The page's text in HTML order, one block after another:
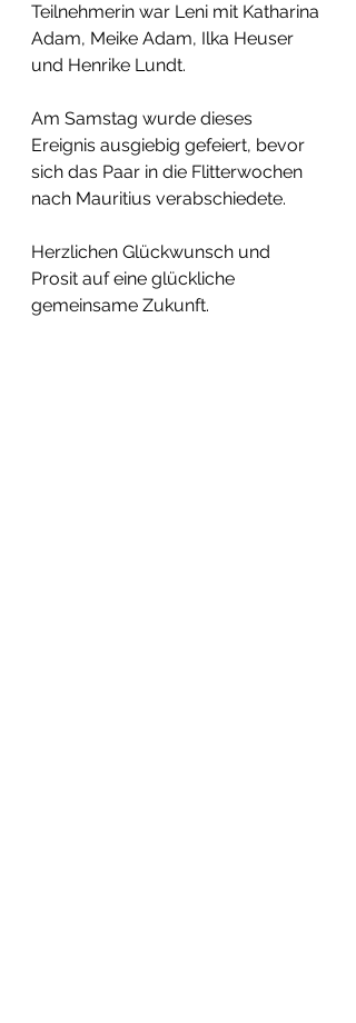
Teilnehmerin war Leni mit Katharina
Adam, Meike Adam, Ilka Heuser
und Henrike Lundt.
Am Samstag wurde dieses
Ereignis ausgiebig gefeiert, bevor
sich das Paar in die Flitterwochen
nach Mauritius verabschiedete.
Herzlichen Glückwunsch und
Prosit auf eine glückliche
gemeinsame Zukunft.